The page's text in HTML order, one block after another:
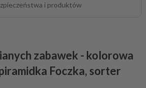
i produktów
zabawek - kolorowa
Foczka, sorter